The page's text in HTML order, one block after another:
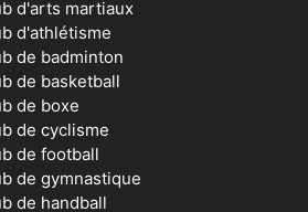
d'arts martiaux
d'athlétisme
de badminton
de basketball
de boxe
de cyclisme
de football
de gymnastique
de handball